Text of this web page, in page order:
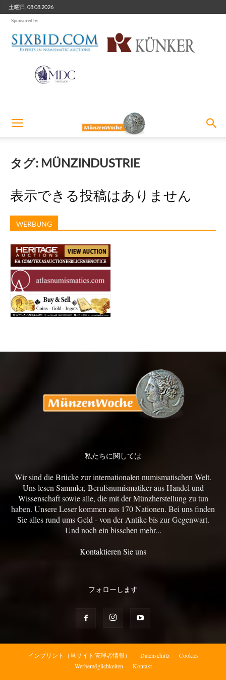
土曜日, 08.08.2026
Sponsored by
タグ: MÜNZINDUSTRIE
表示できる投稿はありません
WERBUNG
私たちに関しては
Wir sind die Brücke zur internationalen numismatischen Welt.
Uns lesen Sammler, Berufsnumismatiker aus Handel und
Wissenschaft sowie alle, die mit der Münzherstellung zu tun
haben. Unsere Leser kommen aus 170 Nationen. Bei uns finden
Sie alles rund ums Geld - von der Antike bis zur Gegenwart.
Und noch ein bisschen mehr...
Kontaktieren Sie uns
フォローします
インプリント（当サイト管理者情報） Datenschutz
Cookies
Werbemöglichkeiten
Kontakt